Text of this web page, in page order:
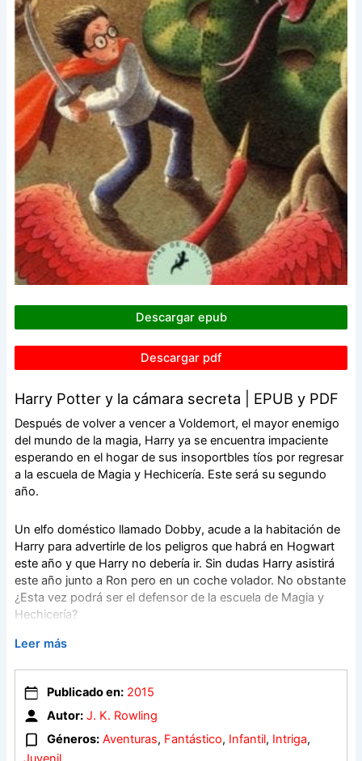
Descargar epub
Descargar pdf
Harry Potter y la cámara secreta | EPUB y PDF
Después de volver a vencer a Voldemort, el mayor enemigo
del mundo de la magia, Harry ya se encuentra impaciente
esperando en el hogar de sus insoportbles tíos por regresar
a la escuela de Magia y Hechicería. Este será su segundo
año.
Un elfo doméstico llamado Dobby, acude a la habitación de
Harry para advertirle de los peligros que habrá en Hogwart
este año y que Harry no debería ir. Sin dudas Harry asistirá
este año junto a Ron pero en un coche volador. No obstante
¿Esta vez podrá ser el defensor de la escuela de Magia y
Hechicería?
Sin saber que la Cámara de los Secretos fue abierta
misteriosamente dejando como consecuencia graves
amenazas para Hogwart, los tres amigos van a tener que
hacerle frente a criaturas sobrenaturales y al regreso de su
más grande enemigo.
La autora de
Leer más
Publicado en: 2015
Autor: J. K. Rowling
Géneros: Aventuras, Fantástico, Infantil, Intriga,